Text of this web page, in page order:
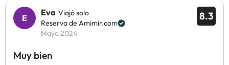
8.3
Eva Viajó solo
Reserva de Amimir.com
Mayo 2024
Muy bien